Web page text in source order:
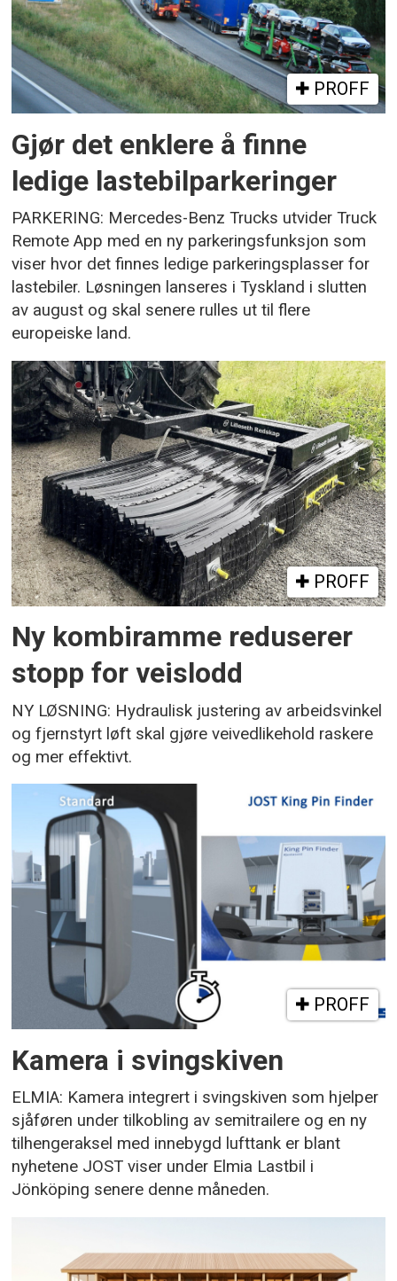
PROFF
Gjør det enklere å finne
ledige lastebilparkeringer
PARKERING: Mercedes-Benz Trucks utvider Truck
Remote App med en ny parkeringsfunksjon som
viser hvor det finnes ledige parkeringsplasser for
lastebiler. Løsningen lanseres i Tyskland i slutten
av august og skal senere rulles ut til flere
europeiske land.
PROFF
Ny kombiramme reduserer
stopp for veislodd
NY LØSNING: Hydraulisk justering av arbeidsvinkel
og fjernstyrt løft skal gjøre veivedlikehold raskere
og mer effektivt.
PROFF
Kamera i svingskiven
ELMIA: Kamera integrert i svingskiven som hjelper
sjåføren under tilkobling av semitrailere og en ny
tilhengeraksel med innebygd lufttank er blant
nyhetene JOST viser under Elmia Lastbil i
Jönköping senere denne måneden.